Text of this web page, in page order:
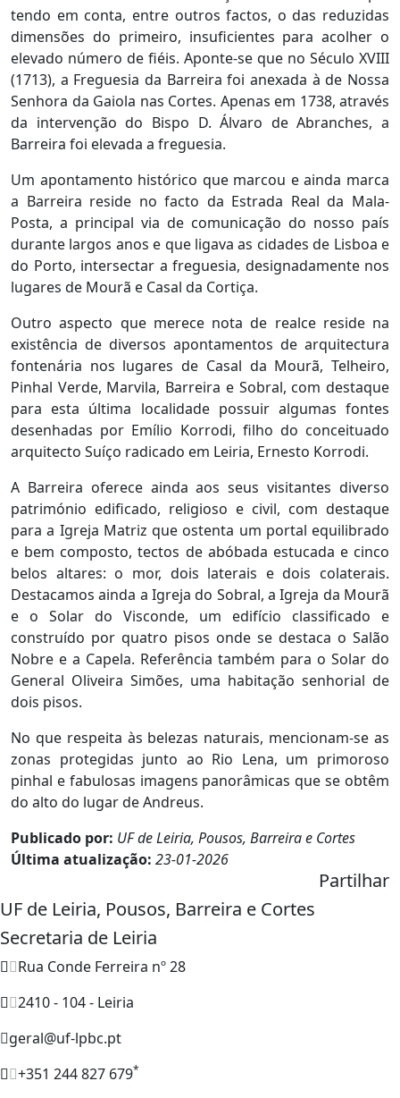
tendo em conta, entre outros factos, o das reduzidas
dimensões do primeiro, insuficientes para acolher o
elevado número de fiéis. Aponte-se que no Século XVIII
(1713), a Freguesia da Barreira foi anexada à de Nossa
Senhora da Gaiola nas Cortes. Apenas em 1738, através
da intervenção do Bispo D. Álvaro de Abranches, a
Barreira foi elevada a freguesia.
Um apontamento histórico que marcou e ainda marca
a Barreira reside no facto da Estrada Real da Mala-
Posta, a principal via de comunicação do nosso país
durante largos anos e que ligava as cidades de Lisboa e
do Porto, intersectar a freguesia, designadamente nos
lugares de Mourã e Casal da Cortiça.
Outro aspecto que merece nota de realce reside na
existência de diversos apontamentos de arquitectura
fontenária nos lugares de Casal da Mourã, Telheiro,
Pinhal Verde, Marvila, Barreira e Sobral, com destaque
para esta última localidade possuir algumas fontes
desenhadas por Emílio Korrodi, filho do conceituado
arquitecto Suíço radicado em Leiria, Ernesto Korrodi.
A Barreira oferece ainda aos seus visitantes diverso
património edificado, religioso e civil, com destaque
para a Igreja Matriz que ostenta um portal equilibrado
e bem composto, tectos de abóbada estucada e cinco
belos altares: o mor, dois laterais e dois colaterais.
Destacamos ainda a Igreja do Sobral, a Igreja da Mourã
e o Solar do Visconde, um edifício classificado e
construído por quatro pisos onde se destaca o Salão
Nobre e a Capela. Referência também para o Solar do
General Oliveira Simões, uma habitação senhorial de
dois pisos.
No que respeita às belezas naturais, mencionam-se as
zonas protegidas junto ao Rio Lena, um primoroso
pinhal e fabulosas imagens panorâmicas que se obtêm
do alto do lugar de Andreus.
Publicado por: UF de Leiria, Pousos, Barreira e Cortes
Última atualização: 23-01-2026
Partilhar
UF de Leiria, Pousos, Barreira e Cortes
Secretaria de Leiria
Rua Conde Ferreira nº 28
2410 - 104 - Leiria
geral@uf-lpbc.pt
+351 244 827 679*